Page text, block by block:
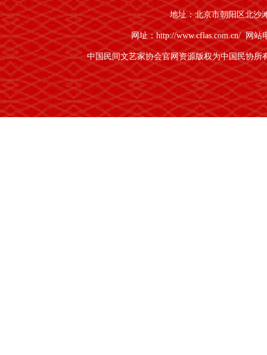
地址：北京市朝阳区北沙
网址：http://www.cflas.com.cn/网站
中国民间文艺家协会官网资源版权为中国民协